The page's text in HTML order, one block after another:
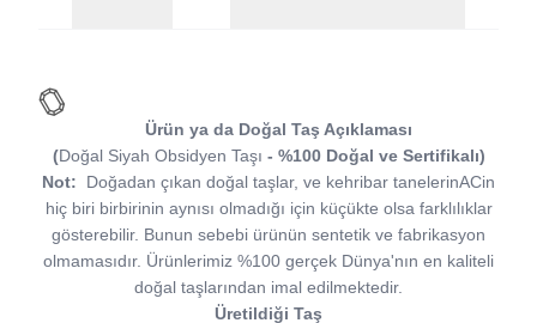
Ürün ya da Doğal Taş Açıklaması
(Doğal Siyah Obsidyen Taşı - %100 Doğal ve Sertifikalı)
Not: Doğadan çıkan doğal taşlar, ve kehribar tanelerinACin
hiç biri birbirinin aynısı olmadığı için küçükte olsa farklılıklar
gösterebilir. Bunun sebebi ürünün sentetik ve fabrikasyon
olmamasıdır. Ürünlerimiz %100 gerçek Dünya'nın en kaliteli
doğal taşlarından imal edilmektedir.
Üretildiği Taş